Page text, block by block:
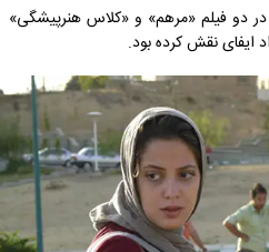
متولد ۱۳۰۱ بود و در دو فیلم «مرهم» و «کلاس هنرپیشگی»
ایفای نقش کرده بود.